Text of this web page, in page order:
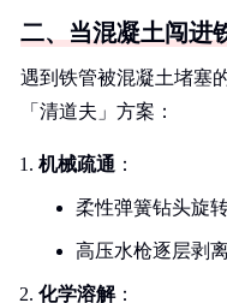
二、当混凝土闯进
遇到铁管被混凝土堵塞
「清道夫」方案：
机械疏通 ：
柔性弹簧钻头旋
高压水枪逐层剥
化学溶解：